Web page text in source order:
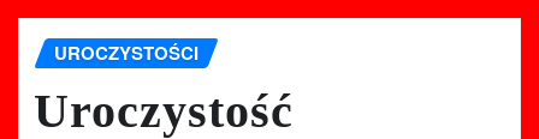
UROCZYSTOŚCI
Uroczystość